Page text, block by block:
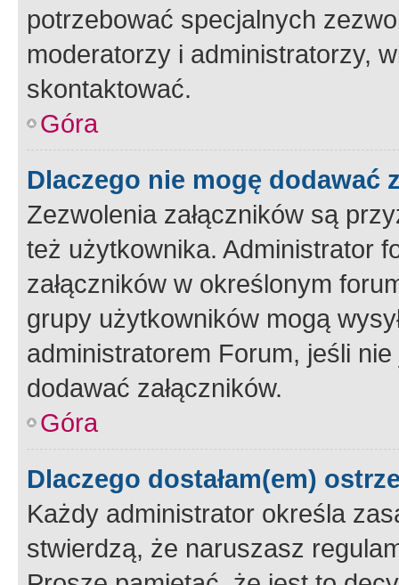
potrzebować specjalnych
moderatorzy i administratorzy,
skontaktować.
Góra
Dlaczego nie mogę dodawać
Zezwolenia załączników są
też użytkownika. Administrator
załączników w określonym
grupy użytkowników mogą
administratorem Forum, jeśli
dodawać załączników.
Góra
Dlaczego dostałam(em)
Każdy administrator określa
stwierdzą, że naruszasz